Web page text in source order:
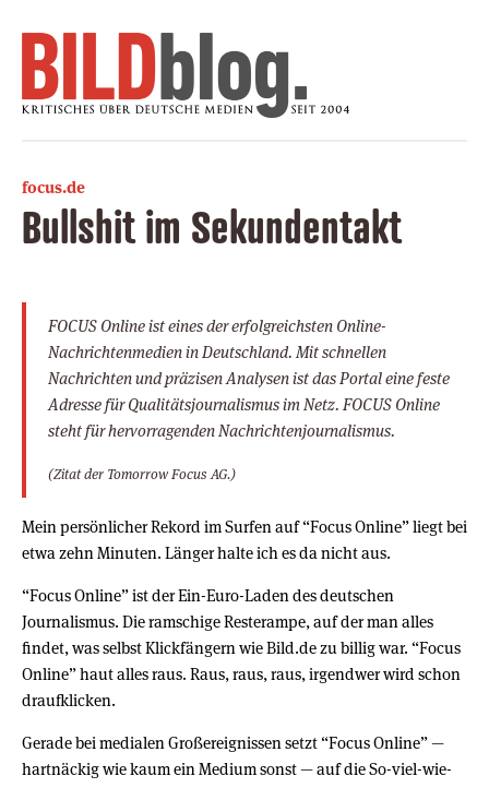
focus.de
Bullshit im Sekundentakt
FOCUS Online ist eines der erfolgreichsten Online-
Nachrichtenmedien in Deutschland. Mit schnellen
Nachrichten und präzisen Analysen ist das Portal eine feste
Adresse für Qualitätsjournalismus im Netz. FOCUS Online
steht für hervorragenden Nachrichtenjournalismus.
(Zitat der Tomorrow Focus AG.)
Mein persönlicher Rekord im Surfen auf “Focus Online” liegt bei
etwa zehn Minuten. Länger halte ich es da nicht aus.
“Focus Online” ist der Ein-Euro-Laden des deutschen
Journalismus. Die ramschige Resterampe, auf der man alles
findet, was selbst Klickfängern wie Bild.de zu billig war. “Focus
Online” haut alles raus. Raus, raus, raus, irgendwer wird schon
draufklicken.
Gerade bei medialen Großereignissen setzt “Focus Online” —
hartnäckig wie kaum ein Medium sonst — auf die So-viel-wie-